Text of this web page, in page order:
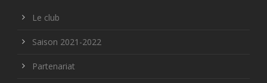
Le club
Saison 2021-2022
Partenariat